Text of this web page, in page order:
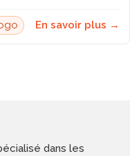
En savoir plus →
dans les